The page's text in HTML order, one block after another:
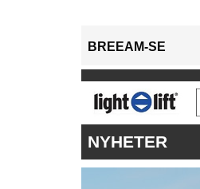
BREEAM-SE
NYHETER